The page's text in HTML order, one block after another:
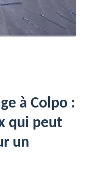
à Colpo :
qui peut
un